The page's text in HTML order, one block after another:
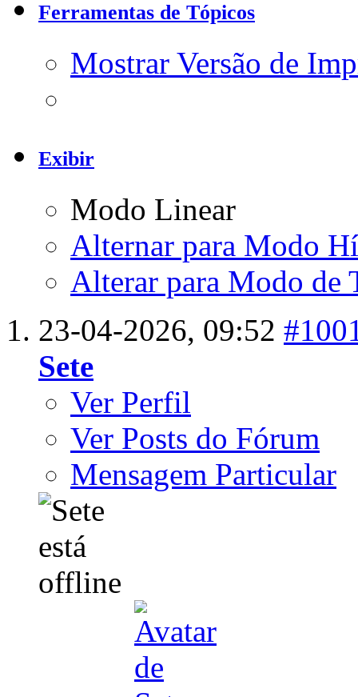
Ferramentas de Tópicos
Mostrar Versão de
Exibir
Modo Linear
Alternar para Modo
Alterar para Modo de
23-04-2026, 09:52
Sete
Ver Perfil
Ver Posts do Fórum
Mensagem Particular